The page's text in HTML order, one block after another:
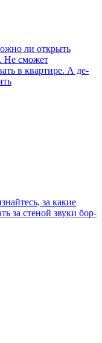
ли открыть
Не сможет
в квартире. А де-
за какие
за стеной звуки бор-